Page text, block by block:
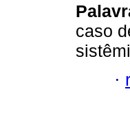
caso
·